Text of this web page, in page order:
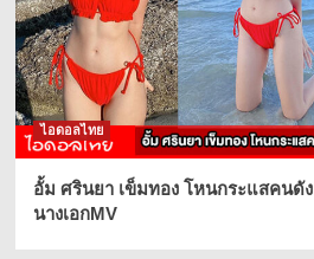
ไอดอลไทย
อั้ม ศรินยา เข็มทอง โหนกระแสคนดั
นางเอกMV